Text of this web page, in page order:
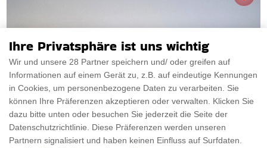
Ihre Privatsphäre ist uns wichtig
Wir und unsere 28 Partner speichern und/ oder greifen auf
Informationen auf einem Gerät zu, z.B. auf eindeutige Kennungen
in Cookies, um personenbezogene Daten zu verarbeiten. Sie
können Ihre Präferenzen akzeptieren oder verwalten. Klicken Sie
dazu bitte unten oder besuchen Sie jederzeit die Seite der
Datenschutzrichtlinie. Diese Präferenzen werden unseren
Partnern signalisiert und haben keinen Einfluss auf Surfdaten.